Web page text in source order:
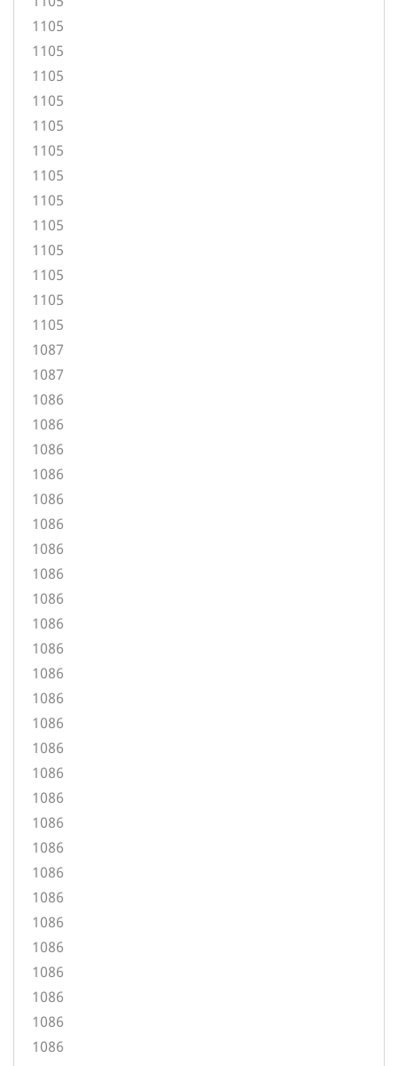
1105
1105
1105
1105
1105
1105
1105
1105
1105
1105
1105
1105
1105
1087
1087
1086
1086
1086
1086
1086
1086
1086
1086
1086
1086
1086
1086
1086
1086
1086
1086
1086
1086
1086
1086
1086
1086
1086
1086
1086
1086
1086